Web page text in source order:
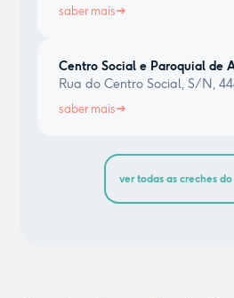
saber mais
Centro Social e Paroquial de
Rua do Centro Social, S/N,
saber mais
ver todas as creches